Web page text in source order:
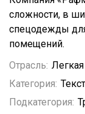
сложности, в
спецодежды
помещений.
Отрасль:
Категория:
Подкатегория: